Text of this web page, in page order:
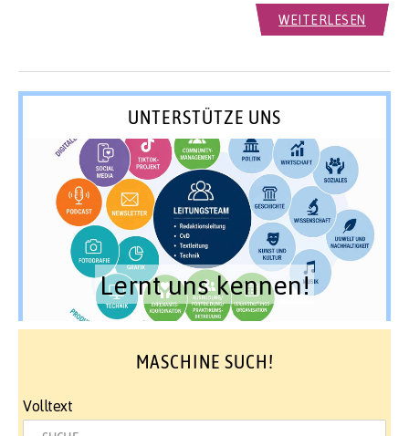
WEITERLESEN
UNTERSTÜTZE UNS
Lernt uns kennen!
MASCHINE SUCH!
Volltext